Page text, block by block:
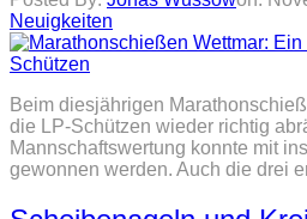
Neuigkeiten
Beim diesjährigen
die LP-Schützen wieder richtig
Mannschaftswertung konnte mit
gewonnen werden. Auch die drei